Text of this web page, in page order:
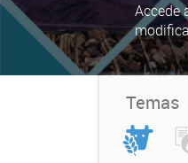
Accede
Temas